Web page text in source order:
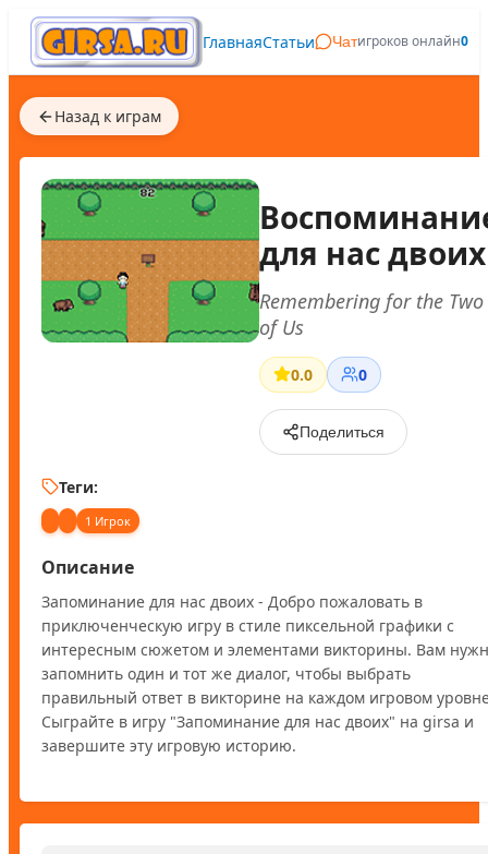
ГлавнаяСтатьи Чатигроков онлайн0
Назад к играм
для нас двоих
Remembering for the Two
of Us
0.0 0
Поделиться
Теги:
1 Игрок
Описание
Запоминание для нас двоих - Добро пожаловать в
приключенческую игру в стиле пиксельной графики с
интересным сюжетом и элементами викторины. Вам
запомнить один и тот же диалог, чтобы выбрать
правильный ответ в викторине на каждом игровом
Сыграйте в игру "Запоминание для нас двоих" на girsa и
завершите эту игровую историю.